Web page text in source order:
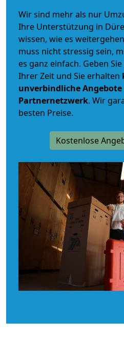
Wir sind mehr als nur
Ihre Unterstützung in
wissen, wie es
muss nicht stressig sein,
es ganz einfach. Geben
Ihrer Zeit und Sie erhalten
unverbindliche
Partnernetzwerk. Wir
besten Preise.
Kostenlose